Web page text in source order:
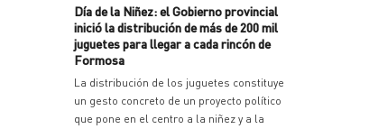
Día de la Niñez: el Gobierno provincial
inició la distribución de más de 200 mil
juguetes para llegar a cada rincón de
Formosa
La distribución de los juguetes constituye
un gesto concreto de un proyecto político
que pone en el centro a la niñez y a la